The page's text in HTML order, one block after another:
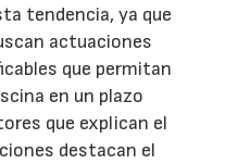
tendencia, ya que
actuaciones
que permitan
en un plazo
que explican el
destacan el